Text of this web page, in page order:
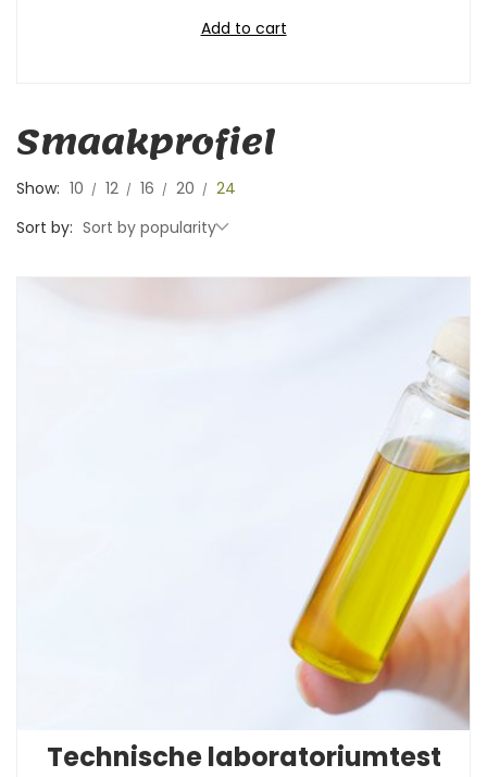
Add to cart
Smaakprofiel
Show: 10 12 16 20
24
Sort by: Sort by popularity
Technische laboratoriumtest